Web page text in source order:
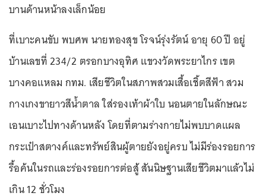
บานด้านหน้าลงเล็กน้อย
ที่เบาะคนขับ พบศพ นายทองสุข โรจน์รุ่งรัตน์ อายุ 60 ปี อยู่
บ้านเลขที่ 234/2 ตรอกบางอุทิศ แขวงวัดพระยาไกร เขต
บางคอแหลม กทม. เสียชีวิตในสภาพสวมเสื้อเชิ้ตสีฟ้า สวม
กางเกงขายาวสีน้ำตาล ใส่รองเท้าผ้าใบ นอนตายในลักษณะ
เอนเบาะไปทางด้านหลัง โดยที่ตามร่างกายไม่พบบาดแผล
กระเป๋าสตางค์และทรัพย์สินผู้ตายยังอยู่ครบ ไม่มีร่องรอยการ
รื้อค้นในรถและร่องรอยการต่อสู้ สันนิษฐานเสียชีวิตมาแล้วไม่
เกิน 12 ชั่วโมง